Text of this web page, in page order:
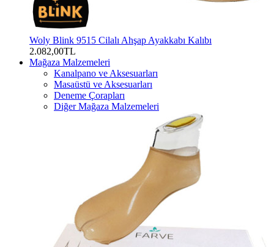
Woly Blink 9515 Cilalı Ahşap Ayakkabı Kalıbı
2.082,00TL
Mağaza Malzemeleri
Kanalpano ve Aksesuarları
Masaüstü ve Aksesuarları
Deneme Çorapları
Diğer Mağaza Malzemeleri